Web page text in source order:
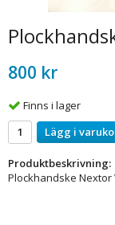
800 kr
Finns i lager
Lägg i
Produktbeskrivning:
Plockhandske Nextor